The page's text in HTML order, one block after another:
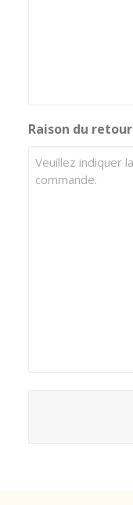
Raison du retour